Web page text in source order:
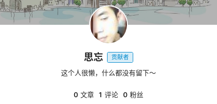
思忘 贡献者
这个人很懒，什么都没有留下～
0 文章 1 评论 0 粉丝